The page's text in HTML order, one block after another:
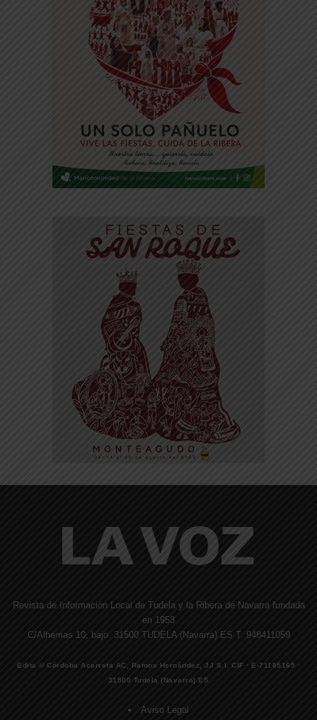
Revista de Información Local de Tudela y la Ribera de Navarra fundada
en 1953
C/Alhemas 10, bajo. 31500 TUDELA (Navarra) ES T. 948411059
Edita © Córdoba Acarreta AC, Ramos Hernández, JJ S.I. CIF · E-71185169 ·
31500 Tudela (Navarra) ES
Aviso Legal